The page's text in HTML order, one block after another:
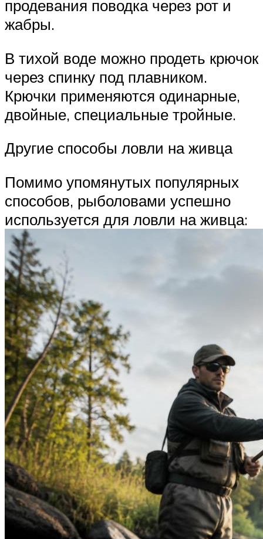
продевания поводка через рот и
жабры.
В тихой воде можно продеть крючок
через спинку под плавником.
Крючки применяются одинарные,
двойные, специальные тройные.
Другие способы ловли на живца
Помимо упомянутых популярных
способов, рыболовами успешно
используется для ловли на живца: